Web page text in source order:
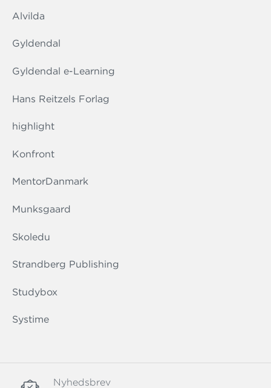
Alvilda
Gyldendal
Gyldendal e-Learning
Hans Reitzels Forlag
highlight
Konfront
MentorDanmark
Munksgaard
Skoledu
Strandberg Publishing
Studybox
Systime
Nyhedsbrev